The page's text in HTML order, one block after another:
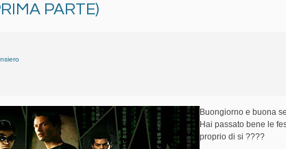
PARTE)
Buongiorno e buona
Hai passato bene le
proprio di si ????